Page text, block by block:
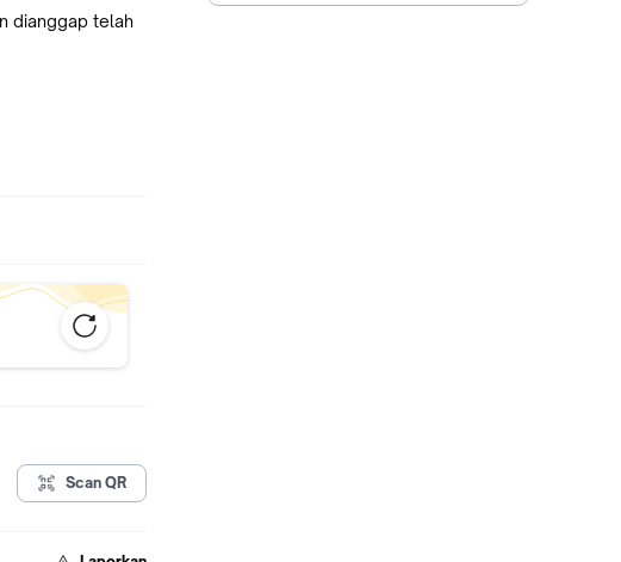
dianggap telah
region di
satu pabrik
yang
atau LKS
Scan QR